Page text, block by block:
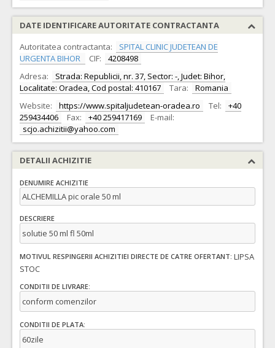
DATE IDENTIFICARE AUTORITATE CONTRACTANTA
Autoritatea contractanta:
SPITAL CLINIC JUDETEAN DE
URGENTA BIHOR
CIF:
4208498
Adresa:
Strada: Republicii, nr. 37, Sector: -, Judet: Bihor,
Localitate: Oradea, Cod postal: 410167
Tara:
Romania
Website:
https://www.spitaljudetean-oradea.ro Tel:
+40
259434406
Fax: +40 259417169
E-mail:
scjo.achizitii@yahoo.com
DETALII ACHIZITIE
DENUMIRE ACHIZITIE
ALCHEMILLA pic orale 50 ml
DESCRIERE
solutie 50 ml fl 50ml
MOTIVUL RESPINGERII ACHIZITIEI DIRECTE DE CATRE OFERTANT: LIPSA
STOC
CONDITII DE LIVRARE:
conform comenzilor
CONDITII DE PLATA:
60zile